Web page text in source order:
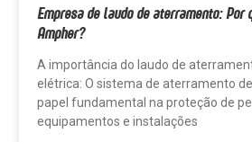
Empresa de laudo de aterramento: Por
Ampher?
A importância do laudo de
elétrica: O sistema de aterramento
papel fundamental na proteção de
equipamentos e instalações